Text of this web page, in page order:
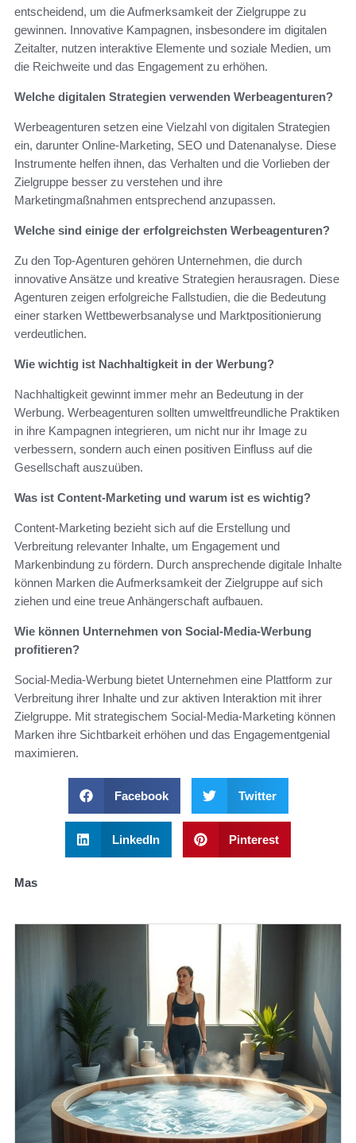
entscheidend, um die Aufmerksamkeit der Zielgruppe zu
gewinnen. Innovative Kampagnen, insbesondere im digitalen
Zeitalter, nutzen interaktive Elemente und soziale Medien, um
die Reichweite und das Engagement zu erhöhen.
Welche digitalen Strategien verwenden Werbeagenturen?
Werbeagenturen setzen eine Vielzahl von digitalen Strategien
ein, darunter Online-Marketing, SEO und Datenanalyse. Diese
Instrumente helfen ihnen, das Verhalten und die Vorlieben der
Zielgruppe besser zu verstehen und ihre
Marketingmaßnahmen entsprechend anzupassen.
Welche sind einige der erfolgreichsten Werbeagenturen?
Zu den Top-Agenturen gehören Unternehmen, die durch
innovative Ansätze und kreative Strategien herausragen. Diese
Agenturen zeigen erfolgreiche Fallstudien, die die Bedeutung
einer starken Wettbewerbsanalyse und Marktpositionierung
verdeutlichen.
Wie wichtig ist Nachhaltigkeit in der Werbung?
Nachhaltigkeit gewinnt immer mehr an Bedeutung in der
Werbung. Werbeagenturen sollten umweltfreundliche Praktiken
in ihre Kampagnen integrieren, um nicht nur ihr Image zu
verbessern, sondern auch einen positiven Einfluss auf die
Gesellschaft auszuüben.
Was ist Content-Marketing und warum ist es wichtig?
Content-Marketing bezieht sich auf die Erstellung und
Verbreitung relevanter Inhalte, um Engagement und
Markenbindung zu fördern. Durch ansprechende digitale Inhalte
können Marken die Aufmerksamkeit der Zielgruppe auf sich
ziehen und eine treue Anhängerschaft aufbauen.
Wie können Unternehmen von Social-Media-Werbung
profitieren?
Social-Media-Werbung bietet Unternehmen eine Plattform zur
Verbreitung ihrer Inhalte und zur aktiven Interaktion mit ihrer
Zielgruppe. Mit strategischem Social-Media-Marketing können
Marken ihre Sichtbarkeit erhöhen und das Engagementgenial
maximieren.
Facebook Twitter
LinkedIn Pinterest
Mas